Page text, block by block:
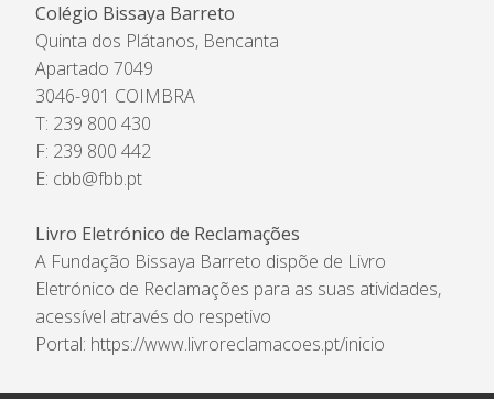
Colégio Bissaya Barreto
Quinta dos Plátanos, Bencanta
Apartado 7049
3046-901 COIMBRA
T: 239 800 430
F: 239 800 442
E: cbb@fbb.pt
Livro Eletrónico de Reclamações
A Fundação Bissaya Barreto dispõe de Livro
Eletrónico de Reclamações para as suas atividades,
acessível através do respetivo
Portal: https://www.livroreclamacoes.pt/inicio